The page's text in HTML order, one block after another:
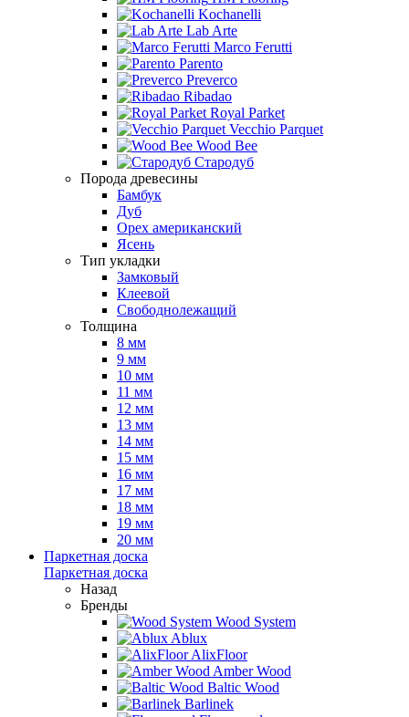
Kochanelli
Lab Arte
Marco Ferutti
Parento
Preverco
Ribadao
Royal Parket
Vecchio Parquet
Wood Bee
Стародуб
Порода древесины
Бамбук
Дуб
Орех американский
Ясень
Тип укладки
Замковый
Клеевой
Свободнолежащий
Толщина
8 мм
9 мм
10 мм
11 мм
12 мм
13 мм
14 мм
15 мм
16 мм
17 мм
18 мм
19 мм
20 мм
Паркетная доска
Паркетная доска
Назад
Бренды
Wood System
Ablux
AlixFloor
Amber Wood
Baltic Wood
Barlinek